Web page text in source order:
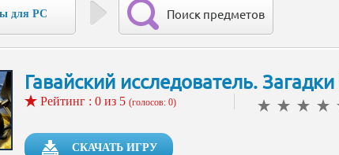
для PC Поиск предметов
Гавайский исследователь.
Рейтинг : 0 из 5 (голосов: 0)
СКАЧАТЬ ИГРУ